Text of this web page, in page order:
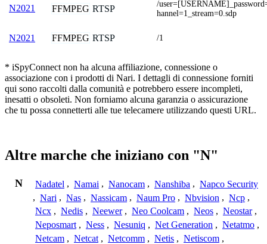
N2021 FFMPEG RTSP
/
hannel=1_stream=0.sdp
N2021 FFMPEG RTSP /1
* iSpyConnect non ha alcuna affiliazione, connessione o
associazione con i prodotti di Nari. I dettagli di connessione forniti
qui sono raccolti dalla comunità e potrebbero essere incompleti,
inesatti o obsoleti. Non forniamo alcuna garanzia o assicurazione
che tu possa connetterti alle tue telecamere utilizzando questi URL.
Altre marche che iniziano con "N"
N Nadatel , Namai , Nanocam , Nanshiba , Napco Security
, Nari , Nas , Nassicam , Naum Pro , Nbvision , Ncp ,
Ncx , Nedis , Neewer , Neo Coolcam , Neos , Neostar ,
Neposmart , Ness , Nesuniq , Net Generation , Netatmo ,
Netcam , Netcat , Netcomm , Netis , Netiscom ,